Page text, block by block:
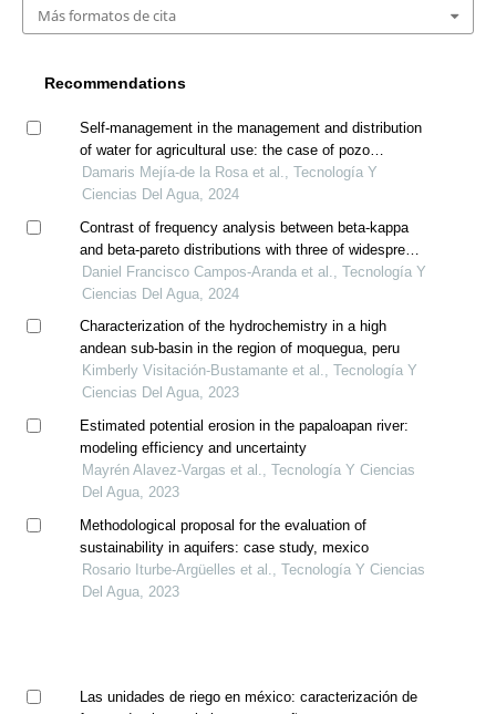
Más formatos de cita
Recommendations
Self-management in the management and distribution
of water for agricultural use: the case of pozo
zamorano, hidalgo, mexico
Damaris Mejía-de la Rosa et al., Tecnología Y
Ciencias Del Agua, 2024
Contrast of frequency analysis between beta-kappa
and beta-pareto distributions with three of widespread
application
Daniel Francisco Campos-Aranda et al., Tecnología Y
Ciencias Del Agua, 2024
Characterization of the hydrochemistry in a high
andean sub-basin in the region of moquegua, peru
Kimberly Visitación-Bustamante et al., Tecnología Y
Ciencias Del Agua, 2023
Estimated potential erosion in the papaloapan river:
modeling efficiency and uncertainty
Mayrén Alavez-Vargas et al., Tecnología Y Ciencias
Del Agua, 2023
Methodological proposal for the evaluation of
sustainability in aquifers: case study, mexico
Rosario Iturbe-Argüelles et al., Tecnología Y Ciencias
Del Agua, 2023
Las unidades de riego en méxico: caracterización de